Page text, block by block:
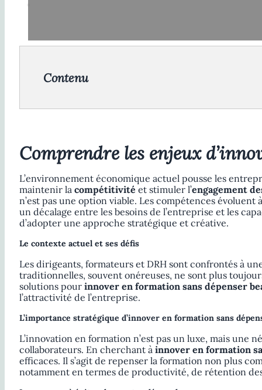
Comprendre les enjeux
L’environnement économique actuel pousse les
maintenir la compétitivité et stimuler l’engagement
n’est pas une option viable. Les compétences
un décalage entre les besoins de l’entreprise et les
d’adopter une approche stratégique et créative.
Le contexte actuel et ses défis
Les dirigeants, formateurs et DRH sont confrontés à
traditionnelles, souvent onéreuses, ne sont plus
solutions pour innover en formation sans dépenser
l’attractivité de l’entreprise.
L’importance stratégique d’innover en formation sans
L’innovation en formation n’est pas un luxe, mais une
collaborateurs. En cherchant à innover en formation
efficaces. Il s’agit de repenser la formation non plus
notamment en termes de productivité, de rétention
Contenu